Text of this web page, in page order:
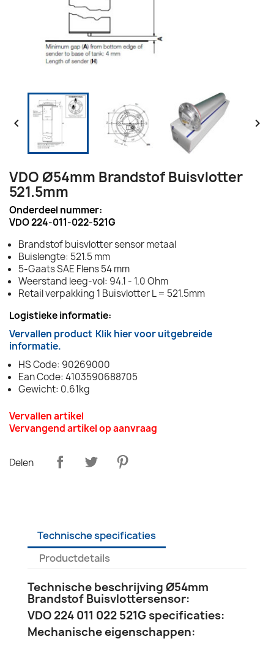
 
VDO Ø54mm Brandstof Buisvlotter
521.5mm
Onderdeel nummer:
VDO 224-011-022-521G
Brandstof buisvlotter sensor metaal
Buislengte: 521.5 mm
5-Gaats SAE Flens 54 mm
Weerstand leeg-vol: 94.1 - 1.0 Ohm
Retail verpakking 1 Buisvlotter L = 521.5mm
Logistieke informatie:
Vervallen product Klik hier voor uitgebreide
informatie.
HS Code: 90269000
Ean Code: 4103590688705
Gewicht: 0.61kg
Vervallen artikel
Vervangend artikel op aanvraag
Delen
Technische specificaties
Productdetails
Technische beschrijving Ø54mm
Brandstof Buisvlottersensor:
VDO 224 011 022 521G specificaties:
Mechanische eigenschappen: